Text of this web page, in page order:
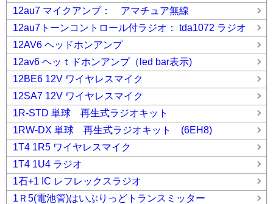
12au7 マイクアンプ： アマチュア無線
12au7トーンコントロール付ラジオ： tda1072 ラジオ
12AV6 ヘッドホンアンプ
12av6 ヘッｔドホンアンプ（led bar表示)
12BE6 12V ワイヤレスマイク
12SA7 12V ワイヤレスマイク
1R-STD 単球 再生式ラジオキット
1RW-DX 単球 再生式ラジオキット (6EH8)
1T4 1R5 ワイヤレスマイク
1T4 1U4 ラジオ
1石+1 IC レフレックスラジオ
1Ｒ5(電池管)はいぶりっどトランスミッター